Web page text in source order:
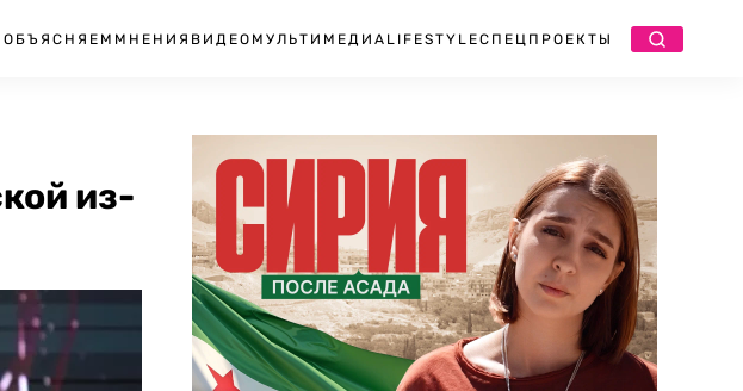
ОБЪЯСНЯЕМ МНЕНИЯ ВИДЕО МУЛЬТИМЕДИА LIFESTYLEСПЕЦПРОЕКТЫ
из-